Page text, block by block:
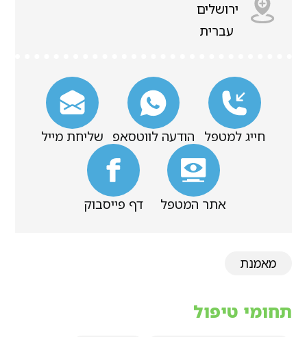
ירושלים
עברית
חייג למטפל הודעה לווטסאפ שליחת מייל
אתר המטפל דף פייסבוק
מאמנת
תחומי טיפול